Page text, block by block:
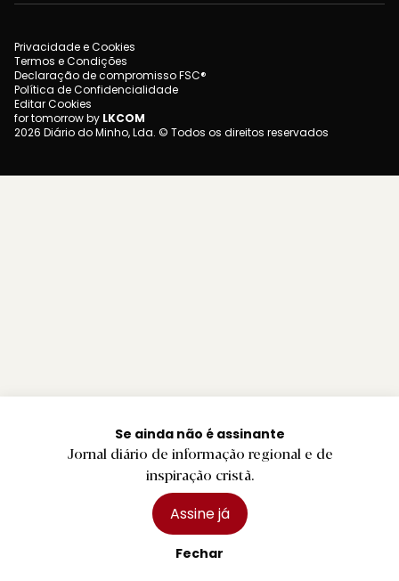
Se ainda não é assinante
Jornal diário de informação regional e de
inspiração cristã.
Assine já
Fechar
Privacidade e Cookies
Termos e Condições
Declaração de compromisso FSC®
Política de Confidencialidade
Editar Cookies
for tomorrow by LKCOM
2026 Diário do Minho, Lda. © Todos os direitos reservados